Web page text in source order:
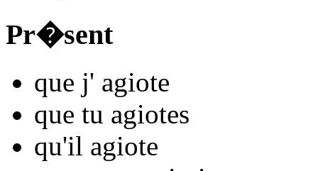
Pr�sent
que j' agiote
que tu agiotes
qu'il agiote